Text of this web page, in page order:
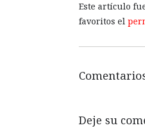
Este artículo
favoritos el
Deje su